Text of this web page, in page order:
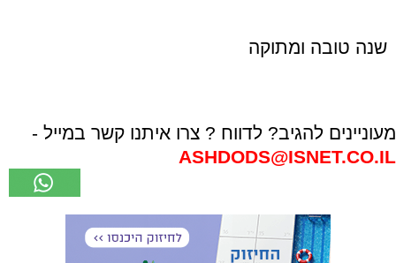
שנה טובה ומתוקה
מעוניינים להגיב? לדווח ? צרו איתנו קשר במייל -
ASHDODS@ISNET.CO.IL